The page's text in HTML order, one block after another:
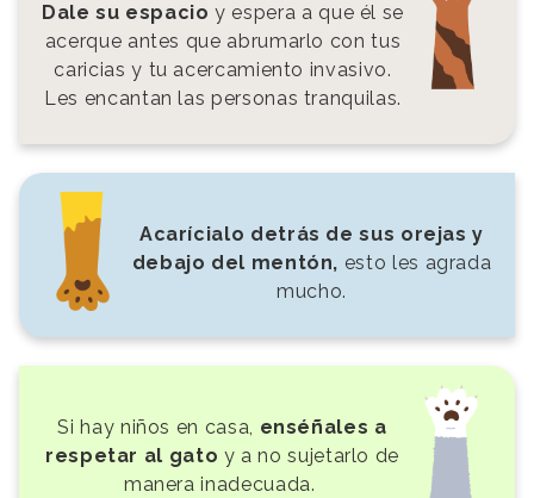
Dale su espacio y espera a que él se
acerque antes que abrumarlo con tus
caricias y tu acercamiento invasivo.
Les encantan las personas tranquilas.
Acarícialo detrás de sus orejas y
debajo del mentón, esto les agrada
mucho.
Si hay niños en casa, enséñales a
respetar al gato y a no sujetarlo de
manera inadecuada.